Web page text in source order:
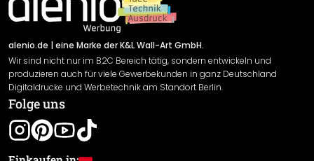
Newsletter An-/Abmeldung
Sendungsverfolgung
Versand & Zahlung
Rücksendung
Widerrufsrecht
Datenschutzerklärung
Gewährleistung
Leistungserklärung / CE-Zeichen
Cookie Einstellungen
alenio.de | eine Marke der K&L Wall-Art GmbH.
Wir sind nicht nur im B2C Bereich tätig, sondern entwickeln und
produzieren auch für viele Gewerbekunden in ganz Deutschland
Digitaldrucke und Werbetechnik am Standort Berlin.
Folge uns